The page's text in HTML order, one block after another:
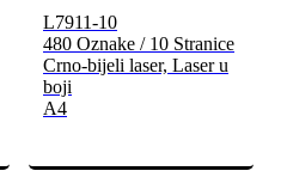
L7911-10
480 Oznake / 10 Stranice
Crno-bijeli laser, Laser u
boji
A4